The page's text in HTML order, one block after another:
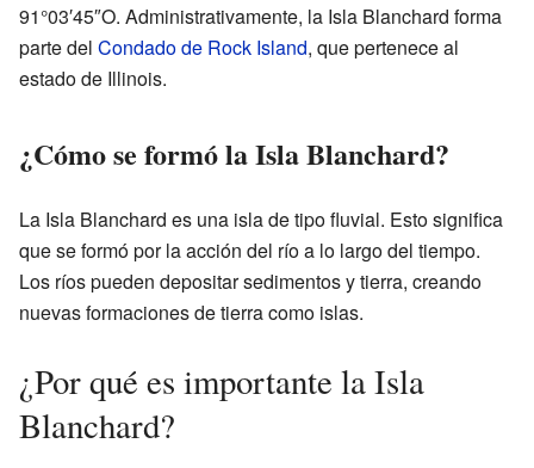
91°03′45″O. Administrativamente, la Isla Blanchard forma
parte del Condado de Rock Island, que pertenece al
estado de Illinois.
¿Cómo se formó la Isla Blanchard?
La Isla Blanchard es una isla de tipo fluvial. Esto significa
que se formó por la acción del río a lo largo del tiempo.
Los ríos pueden depositar sedimentos y tierra, creando
nuevas formaciones de tierra como islas.
¿Por qué es importante la Isla
Blanchard?